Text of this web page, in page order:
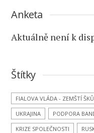
Anketa
Aktuálně není k
Štítky
FIALOVA VLÁDA - ZEMŠTÍ
UKRAJINA
PODPORA
KRIZE SPOLEČNOSTI